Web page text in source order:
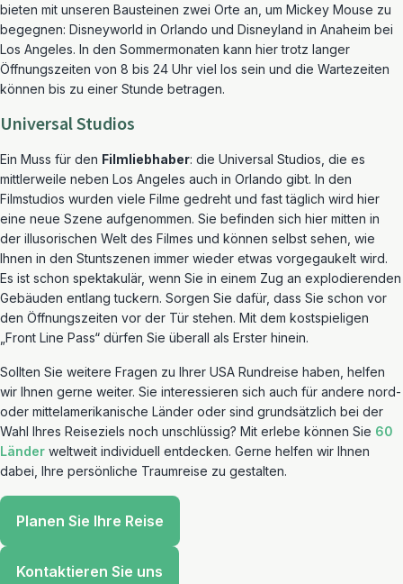
bieten mit unseren Bausteinen zwei Orte an, um Mickey Mouse zu
begegnen: Disneyworld in Orlando und Disneyland in Anaheim bei
Los Angeles. In den Sommermonaten kann hier trotz langer
Öffnungszeiten von 8 bis 24 Uhr viel los sein und die Wartezeiten
können bis zu einer Stunde betragen.
Universal Studios
Ein Muss für den Filmliebhaber: die Universal Studios, die es
mittlerweile neben Los Angeles auch in Orlando gibt. In den
Filmstudios wurden viele Filme gedreht und fast täglich wird hier
eine neue Szene aufgenommen. Sie befinden sich hier mitten in
der illusorischen Welt des Filmes und können selbst sehen, wie
Ihnen in den Stuntszenen immer wieder etwas vorgegaukelt wird.
Es ist schon spektakulär, wenn Sie in einem Zug an explodierenden
Gebäuden entlang tuckern. Sorgen Sie dafür, dass Sie schon vor
den Öffnungszeiten vor der Tür stehen. Mit dem kostspieligen
„Front Line Pass“ dürfen Sie überall als Erster hinein.
Sollten Sie weitere Fragen zu Ihrer USA Rundreise haben, helfen
wir Ihnen gerne weiter. Sie interessieren sich auch für andere nord-
oder mittelamerikanische Länder oder sind grundsätzlich bei der
Wahl Ihres Reiseziels noch unschlüssig? Mit erlebe können Sie 60
Länder weltweit individuell entdecken. Gerne helfen wir Ihnen
dabei, Ihre persönliche Traumreise zu gestalten.
Planen Sie Ihre Reise
Kontaktieren Sie uns